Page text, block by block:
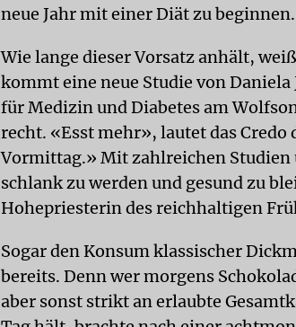
neue Jahr mit einer Diät zu beginnen.
Wie lange dieser Vorsatz anhält,
kommt eine neue Studie von
für Medizin und Diabetes am
recht. «Esst mehr», lautet das
Vormittag.» Mit zahlreichen
schlank zu werden und gesund zu
Hohepriesterin des reichhaltigen
Sogar den Konsum klassischer
bereits. Denn wer morgens
aber sonst strikt an erlaubte